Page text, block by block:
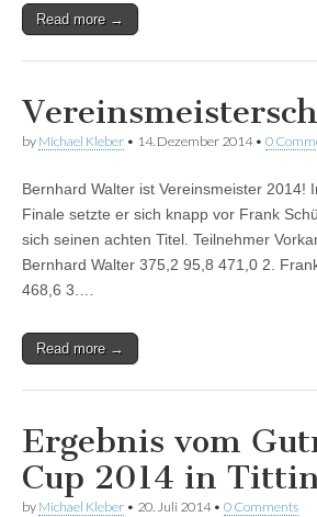
Read more →
by Michael Kleber • 14. Dezember 2014• 0
Bernhard Walter ist Vereinsmeister 2014!
Finale setzte er sich knapp vor Frank
sich seinen achten Titel. Teilnehmer
Bernhard Walter 375,2 95,8 471,0 2.
468,6 3.…
Read more →
Ergebnis vom
Cup 2014 in
by Michael Kleber • 20. Juli 2014• 0 Comments